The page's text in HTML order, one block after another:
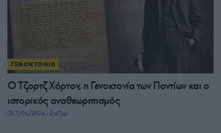
ΓΕΝΟΚΤΟΝΙΑ
Ο Τζορτζ Χόρτον, η Γενοκτονία των Ποντίων και ο
ιστορικός αναθεωρητισμός
7/06/2026 - 2:47μμ